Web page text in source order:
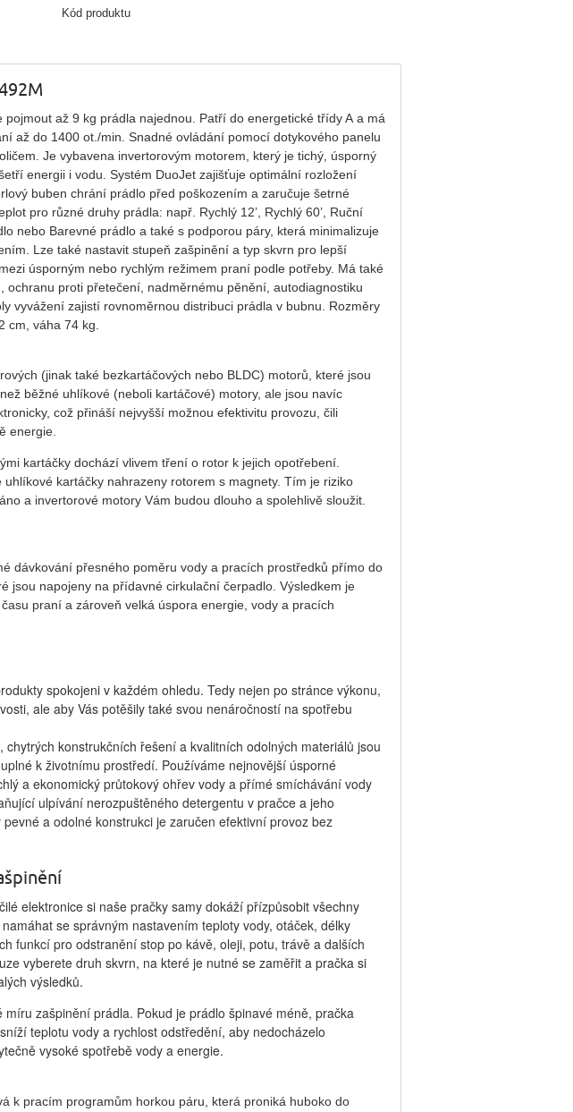
Kód produktu
až 9 kg prádla najednou. Patří do energetické třídy A a má
až do 1400 ot./min. Snadné ovládání pomocí dotykového panelu
Je vybavena invertorovým motorem, který je tichý, úsporný
energii i vodu. Systém DuoJet zajišťuje optimální rozložení
buben chrání prádlo před poškozením a zaručuje šetrné
pro různé druhy prádla: např. Rychlý 12’, Rychlý 60’, Ruční
nebo Barevné prádlo a také s podporou páry, která minimalizuje
Lze také nastavit stupeň zašpinění a typ skvrn pro lepší
úsporným nebo rychlým režimem praní podle potřeby. Má také
ochranu proti přetečení, nadměrnému pěnění, autodiagnostiku
vyvážení zajistí rovnoměrnou distribuci prádla v bubnu. Rozměry
cm, váha 74 kg.
(jinak také bezkartáčových nebo BLDC) motorů, které jsou
běžné uhlíkové (neboli kartáčové) motory, ale jsou navíc
což přináší nejvyšší možnou efektivitu provozu, čili
energie.
kartáčky dochází vlivem tření o rotor k jejich opotřebení.
kartáčky nahrazeny rotorem s magnety. Tím je riziko
a invertorové motory Vám budou dlouho a spolehlivě sloužit.
dávkování přesného poměru vody a pracích prostředků přímo do
jsou napojeny na přídavné cirkulační čerpadlo. Výsledkem je
praní a zároveň velká úspora energie, vody a pracích
spokojeni v každém ohledu. Tedy nejen po stránce výkonu,
ale aby Vás potěšily také svou nenáročností na spotřebu
konstrukčních řešení a kvalitních odolných materiálů jsou
k životnímu prostředí. Používáme nejnovější úsporné
a ekonomický průtokový ohřev vody a přímé smíchávání vody
ulpívání nerozpuštěného detergentu v pračce a jeho
a odolné konstrukci je zaručen efektivní provoz bez
elektronice si naše pračky samy dokáží přízpůsobit všechny
se správným nastavením teploty vody, otáček, délky
funkcí pro odstranění stop po kávě, oleji, potu, trávě a dalších
vyberete druh skvrn, na které je nutné se zaměřit a pračka si
výsledků.
míru zašpinění prádla. Pokud je prádlo špinavé méně, pračka
teplotu vody a rychlost odstředění, aby nedocházelo
vysoké spotřebě vody a energie.
k pracím programům horkou páru, která proniká huboko do